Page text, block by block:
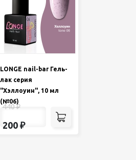
LONGE nail-bar Гель-
лак серия
"Хэллоуин", 10 мл
(№06)
440₽
200 ₽